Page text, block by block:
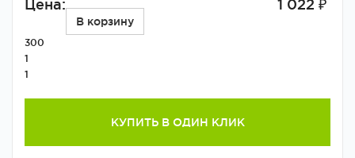
Цена: 1 022 ₽
В корзину
300
1
1
КУПИТЬ В ОДИН КЛИК